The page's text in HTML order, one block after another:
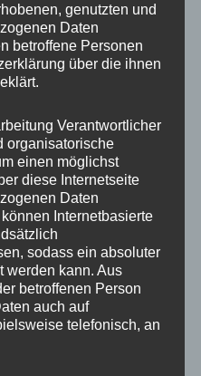
genutzten und
Daten
betroffene Personen
über die ihnen
Verantwortlicher
organisatorische
einen möglichst
diese Internetseite
Daten
Internetbasierte
sodass ein absoluter
werden kann. Aus
betroffenen Person
auch auf
telefonisch, an